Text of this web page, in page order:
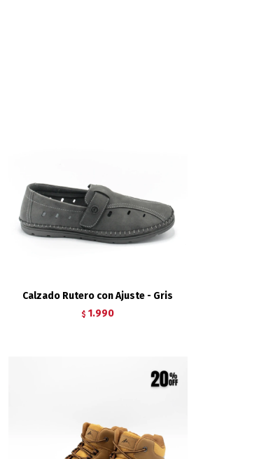
Calzado Rutero con Ajuste - Gris
$ 1.990